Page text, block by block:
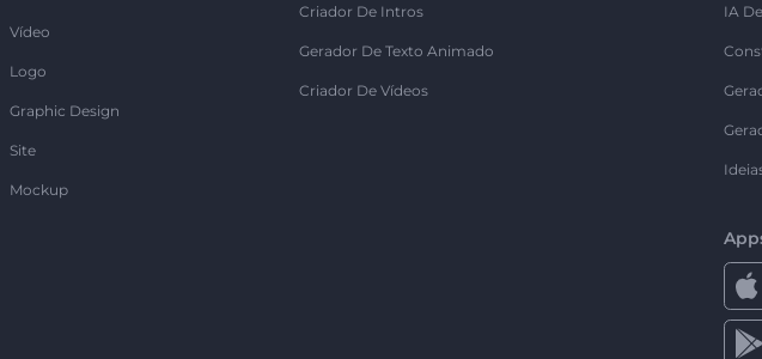
Vídeo
Logo
Graphic Design
Site
Mockup
Criador De Intros
Gerador De Texto Animado
Criador De Vídeos
IA